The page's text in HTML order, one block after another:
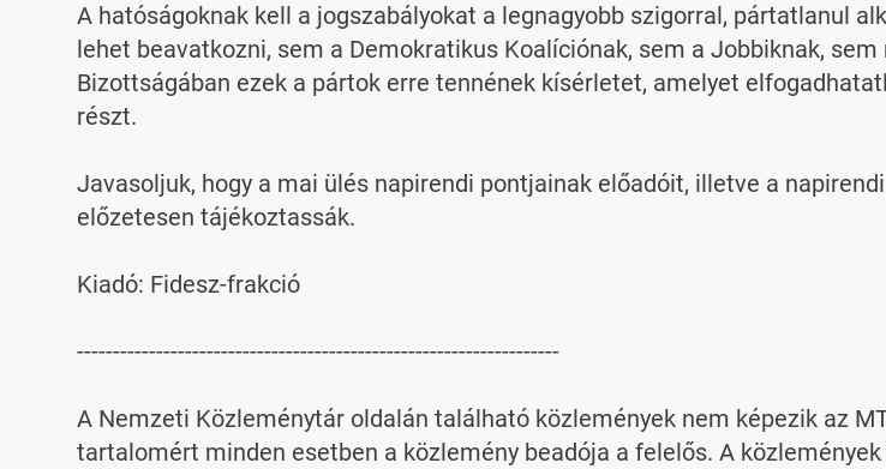
A hatóságoknak kell a jogszabályokat a legnagyobb szigorral, pártatlanul
lehet beavatkozni, sem a Demokratikus Koalíciónak, sem a Jobbiknak,
Bizottságában ezek a pártok erre tennének kísérletet, amelyet
részt.
Javasoljuk, hogy a mai ülés napirendi pontjainak előadóit, illetve a
előzetesen tájékoztassák.
Kiadó: Fidesz-frakció
-------------------------------------------------------------------
A Nemzeti Közleménytár oldalán található közlemények nem képezik az
tartalomért minden esetben a közlemény beadója a felelős. A